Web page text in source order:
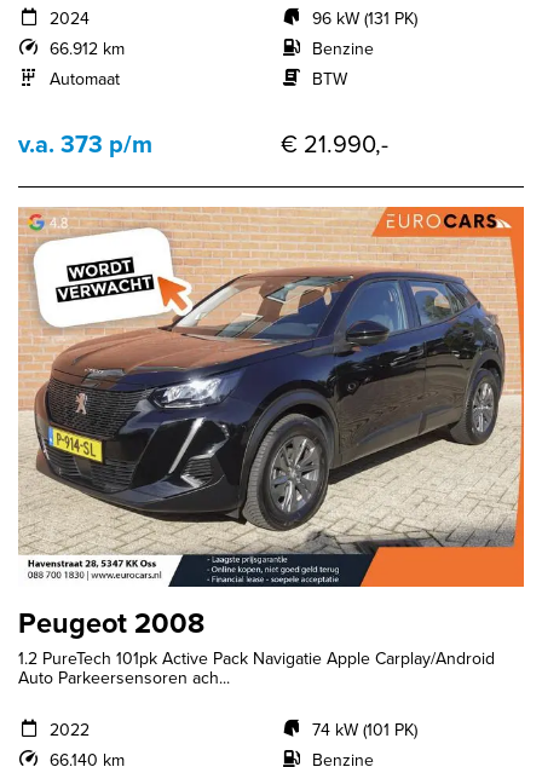
2024
66.912 km
Automaat
96 kW (131 PK)
Benzine
BTW
v.a. 373 p/m € 21.990,-
Peugeot 2008
1.2 PureTech 101pk Active Pack Navigatie Apple Carplay/Android
Auto Parkeersensoren ach...
2022
66.140 km
74 kW (101 PK)
Benzine